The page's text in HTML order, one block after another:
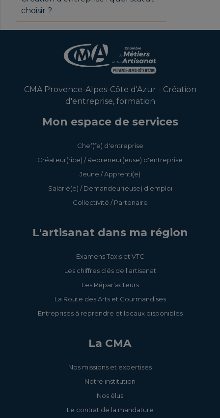
choisir ?
CMA Provence-Alpes-Côte d'Azur - Création
d'entreprise, formation
Mon espace de services
Chef(fe) d'entreprise
Créateur(rice) / Repreneur(euse) d'entreprise
Jeune / Apprenti(e)
Salarié(e) / Demandeur(euse) d'emploi
Collectivité / Partenaire
L'artisanat dans ma région
Examens Taxis et VTC
Les chiffres clés de l'artisanat
Les Répar'acteurs
La Route des Arts et Gourmandises
Entreprises à reprendre et locaux disponibles
La CMA
Nos missions et expertises
Notre institution
Nos élus
Le contrat de la mandature